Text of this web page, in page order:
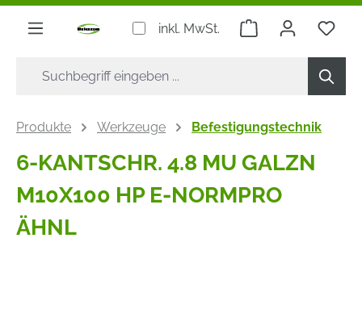
springen
inkl. MwSt. Warenkorb
Produkte Werkzeuge Befestigungstechnik
6-KANTSCHR. 4.8 MU GALZN
M10X100 HP E-NORMPRO
ÄHNL